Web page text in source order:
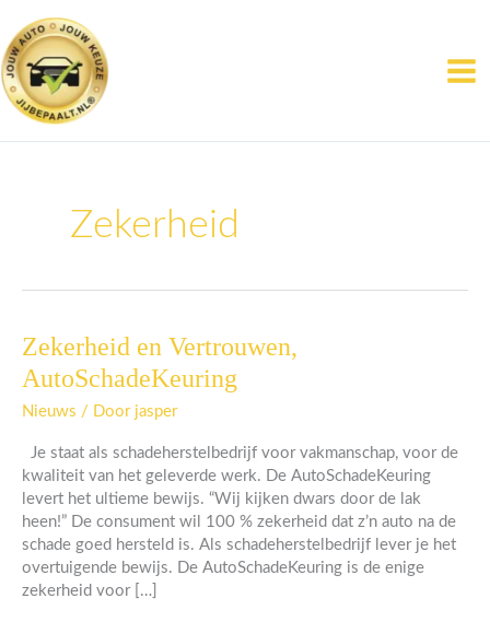
naar
de
inhoud
Zekerheid
Zekerheid en Vertrouwen,
AutoSchadeKeuring
Nieuws / Door jasper
Je staat als schadeherstelbedrijf voor vakmanschap, voor de
kwaliteit van het geleverde werk. De AutoSchadeKeuring
levert het ultieme bewijs. “Wij kijken dwars door de lak
heen!” De consument wil 100 % zekerheid dat z’n auto na de
schade goed hersteld is. Als schadeherstelbedrijf lever je het
overtuigende bewijs. De AutoSchadeKeuring is de enige
zekerheid voor […]
Zekerheid
Vertrouwen,
AutoSchadeKeuring